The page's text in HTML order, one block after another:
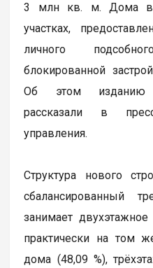
3 млн кв. м. Дома
участках,
личного
блокированной
Об этом изданию
рассказали в
управления.
Структура нового
сбалансированный
занимает
практически на том
дома (48,09 %),